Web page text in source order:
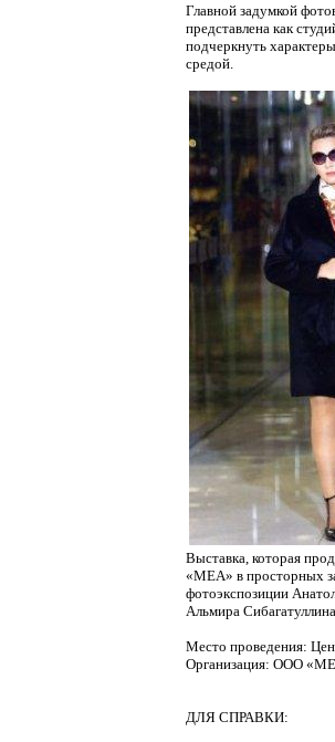
Главной задумкой
представлена как
подчеркнуть
средой.
Выставка, которая
«МЕА» в просторных
фотоэкспозиции
Альмира
Место проведения:
Организация: ООО
ДЛЯ СПРАВКИ: